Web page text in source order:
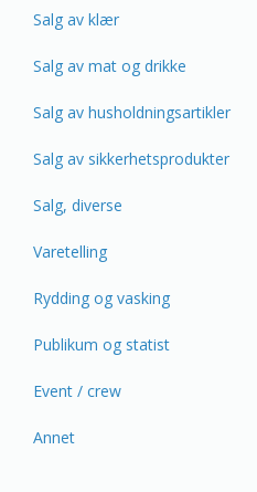
Salg av klær
Salg av mat og drikke
Salg av husholdningsartikler
Salg av sikkerhetsprodukter
Salg, diverse
Varetelling
Rydding og vasking
Publikum og statist
Event / crew
Annet